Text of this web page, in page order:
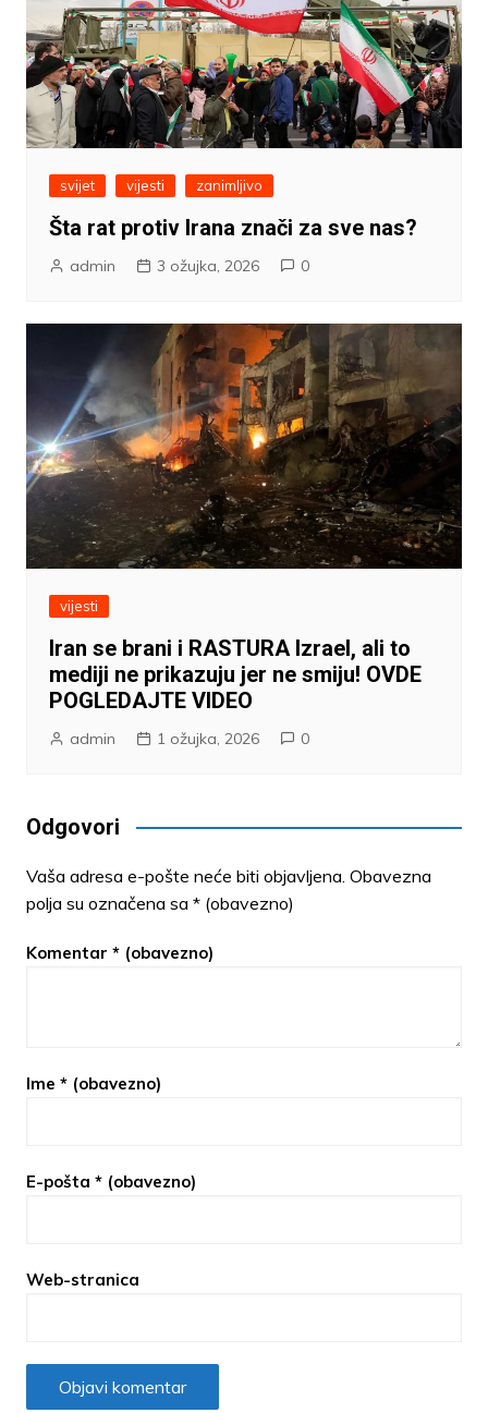
svijet vijesti zanimljivo
Šta rat protiv Irana znači za sve nas?
admin 3 ožujka, 2026 0
vijesti
Iran se brani i RASTURA Izrael, ali to
mediji ne prikazuju jer ne smiju! OVDE
POGLEDAJTE VIDEO
admin 1 ožujka, 2026 0
Odgovori
Vaša adresa e-pošte neće biti objavljena. Obavezna
polja su označena sa * (obavezno)
Komentar * (obavezno)
Ime * (obavezno)
E-pošta * (obavezno)
Web-stranica